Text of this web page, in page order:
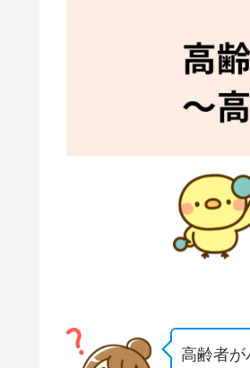
高齢者